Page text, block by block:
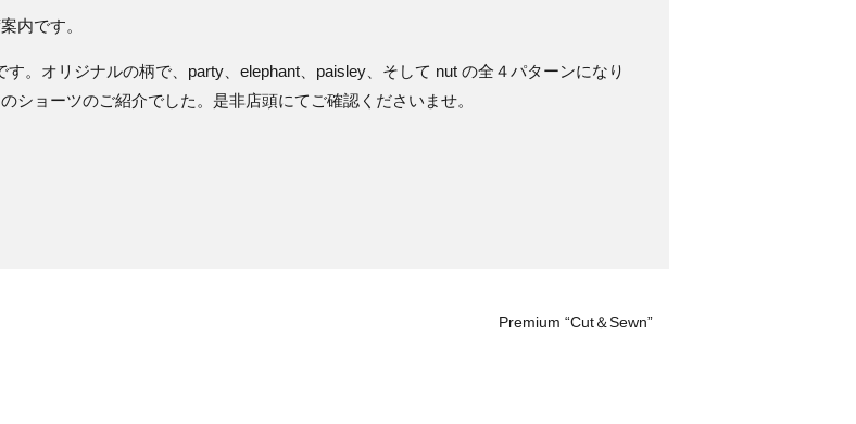
内です。
。オリジナルの柄で、party、elephant、paisley、そして nut の全４パターンになり
ショーツのご紹介でした。是非店頭にてご確認くださいませ。
Premium “Cut＆Sewn”